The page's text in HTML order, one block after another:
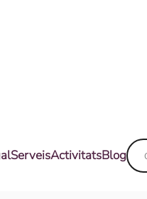
ServeisActivitatsBlog